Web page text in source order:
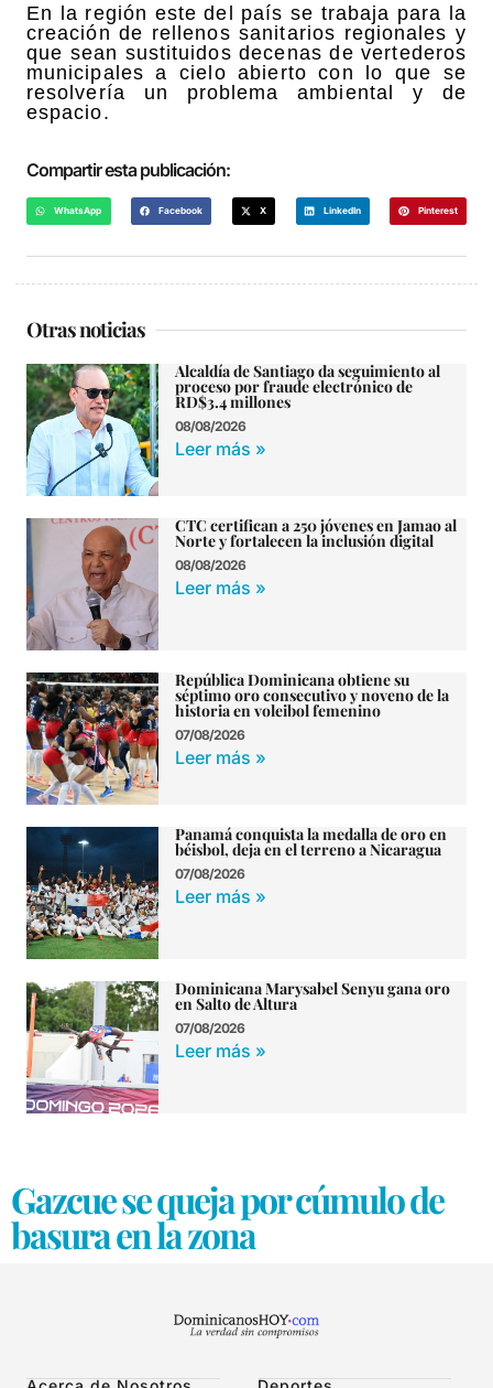
En la región este del país se trabaja para la
creación de rellenos sanitarios regionales y
que sean sustituidos decenas de vertederos
municipales a cielo abierto con lo que se
resolvería un problema ambiental y de
espacio.
Compartir esta publicación:
WhatsApp Facebook X LinkedIn Pinterest
Otras noticias
Alcaldía de Santiago da seguimiento al
proceso por fraude electrónico de
RD$3.4 millones
08/08/2026
Leer más »
CTC certifican a 250 jóvenes en Jamao al
Norte y fortalecen la inclusión digital
08/08/2026
Leer más »
República Dominicana obtiene su
séptimo oro consecutivo y noveno de la
historia en voleibol femenino
07/08/2026
Leer más »
Panamá conquista la medalla de oro en
béisbol, deja en el terreno a Nicaragua
07/08/2026
Leer más »
Dominicana Marysabel Senyu gana oro
en Salto de Altura
07/08/2026
Leer más »
Gazcue se queja por cúmulo de
basura en la zona